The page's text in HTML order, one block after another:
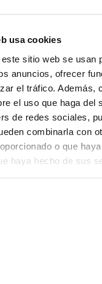
usa cookies
sitio web se usan
anuncios, ofrecer
el tráfico. Además,
el uso que haga del
de redes sociales,
combinarla con
o que
haya hecho de sus
y agárrala fuerte